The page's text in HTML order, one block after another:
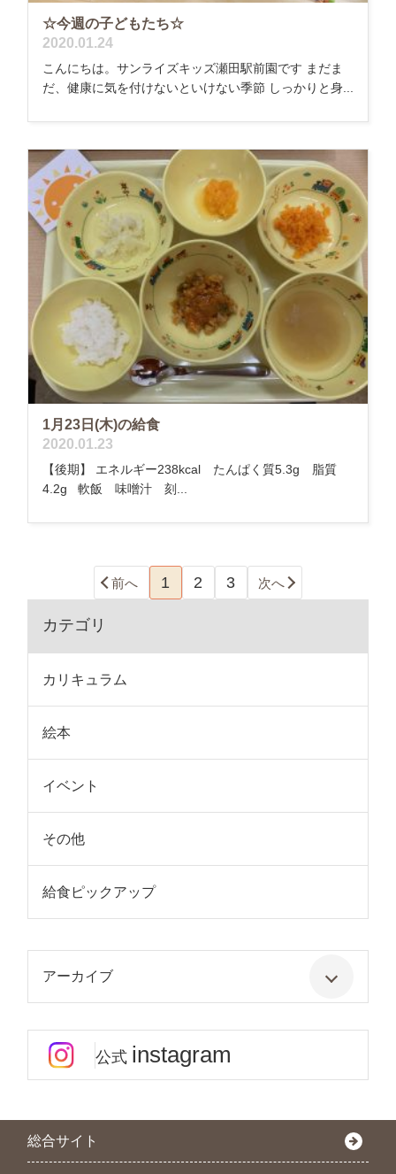
☆今週の子どもたち☆
2020.01.24
こんにちは。サンライズキッズ瀬田駅前園です まだま
だ、健康に気を付けないといけない季節 しっかりと身...
1月23日(木)の給食
2020.01.23
【後期】 エネルギー238kcal たんぱく質5.3g 脂質
4.2g 軟飯 味噌汁 刻...
前へ 1 2 3 次へ
カテゴリ
カリキュラム
絵本
イベント
その他
給食ピックアップ
アーカイブ
公式 instagram
総合サイト